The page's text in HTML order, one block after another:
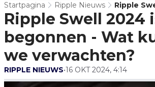
Startpagina Ripple Nieuws
Ripple
We
Ripple Swell 2024
begonnen - Wat
we verwachten?
RIPPLE NIEUWS•16 OKT 2024, 4:14